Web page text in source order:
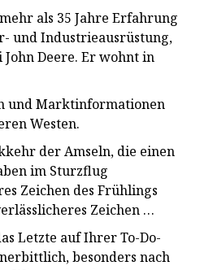
als 35 Jahre Erfahrung
und Industrieausrüstung,
Deere. Er wohnt in
und Marktinformationen
Westen.
der Amseln, die einen
im Sturzflug
Zeichen des Frühlings
Zeichen …
Letzte auf Ihrer To-Do-
besonders nach